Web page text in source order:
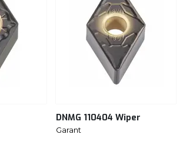
DNMG 110404 Wiper
Garant